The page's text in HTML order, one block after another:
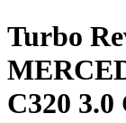
Turbo
C320 3.0